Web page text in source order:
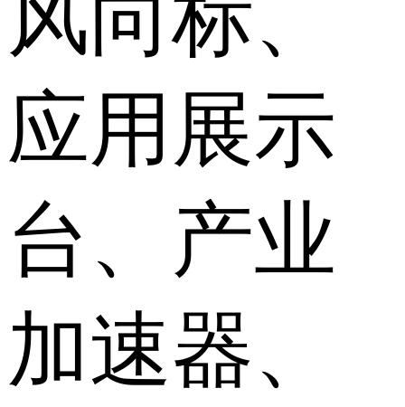
风向标、
应用展示
台、产业
加速器、